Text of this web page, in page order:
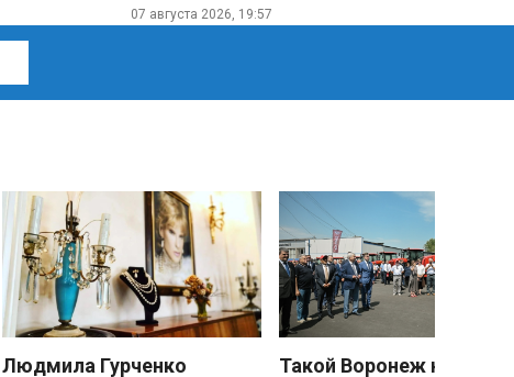
07 августа 2026, 19:57
Людмила Гурченко Такой Воронеж не